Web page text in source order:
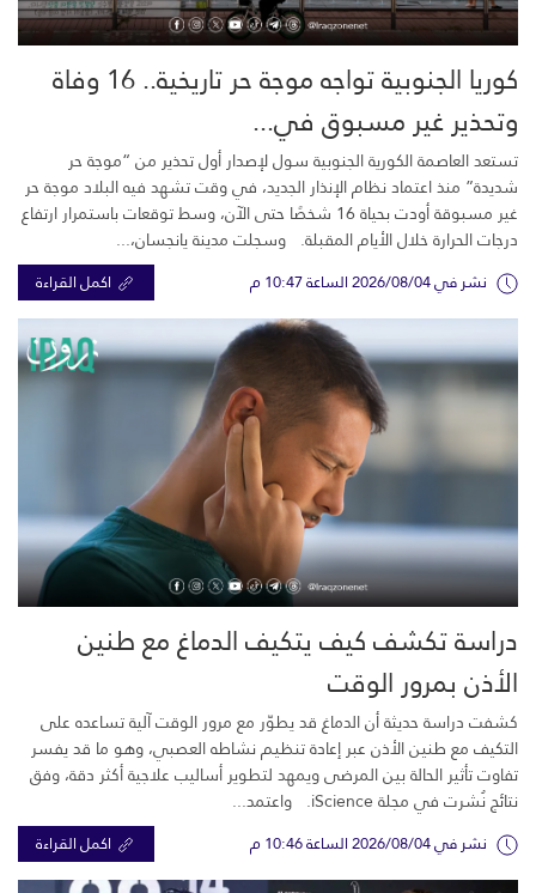
كوريا الجنوبية تواجه موجة حر تاريخية.. 16 وفاة
وتحذير غير مسبوق في...
تستعد العاصمة الكورية الجنوبية سول لإصدار أول تحذير من “موجة حر
شديدة” منذ اعتماد نظام الإنذار الجديد، في وقت تشهد فيه البلاد موجة حر
غير مسبوقة أودت بحياة 16 شخصًا حتى الآن، وسط توقعات باستمرار ارتفاع
درجات الحرارة خلال الأيام المقبلة. وسجلت مدينة يانجسان،...
نشر في 2026/08/04 الساعة 10:47 م اكمل القراءة
دراسة تكشف كيف يتكيف الدماغ مع طنين
الأذن بمرور الوقت
كشفت دراسة حديثة أن الدماغ قد يطوّر مع مرور الوقت آلية تساعده على
التكيف مع طنين الأذن عبر إعادة تنظيم نشاطه العصبي، وهو ما قد يفسر
تفاوت تأثير الحالة بين المرضى ويمهد لتطوير أساليب علاجية أكثر دقة، وفق
نتائج نُشرت في مجلة iScience. واعتمد...
نشر في 2026/08/04 الساعة 10:46 م اكمل القراءة